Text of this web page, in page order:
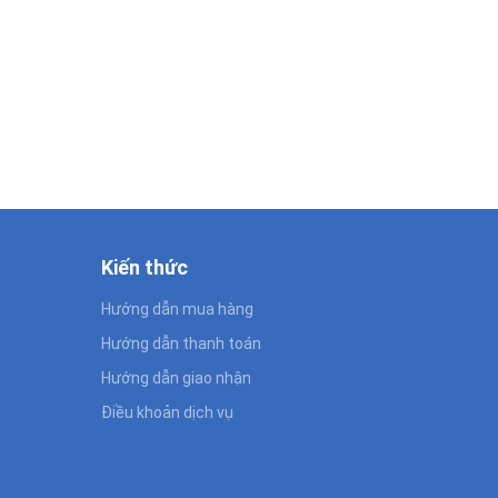
Kiến thức
Hướng dẫn mua hàng
Hướng dẫn thanh toán
Hướng dẫn giao nhận
Điều khoản dịch vụ